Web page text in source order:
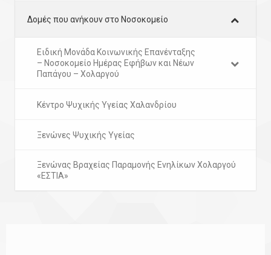
Δομές που ανήκουν στο Νοσοκομείο
Ειδική Μονάδα Κοινωνικής Επανένταξης
– Νοσοκομείο Ημέρας Εφήβων και Νέων
Παπάγου – Χολαργού
Κέντρο Ψυχικής Υγείας Χαλανδρίου
Ξενώνες Ψυχικής Υγείας
Ξενώνας Βραχείας Παραμονής Ενηλίκων Χολαργού
«ΕΣΤΙΑ»